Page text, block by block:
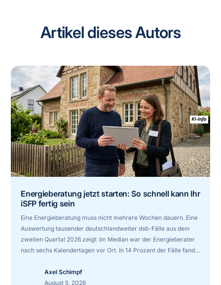
schaffen, Neugierde stillen oder für
Frühentschlossene nur noch der letzte Schritt
Artikel dieses Autors
Energieberatung jetzt starten: So schnell kann Ihr
iSFP fertig sein
Eine Energieberatung muss nicht mehrere Wochen dauern. Eine
Auswertung tausender deutschlandweiter dsb-Fälle aus dem
zweiten Quartal 2026 zeigt: Im Median war der Energieberater
nach sechs Kalendertagen vor Ort. In 14 Prozent der Fälle fand
Tag statt.Axel Schimpf
August 5, 2026